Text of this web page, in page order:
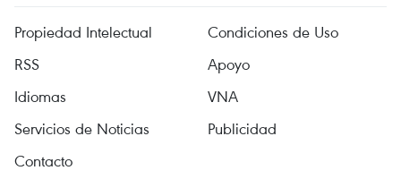
Propiedad Intelectual
Condiciones de Uso
RSS
Apoyo
Idiomas
VNA
Servicios de Noticias
Publicidad
Contacto